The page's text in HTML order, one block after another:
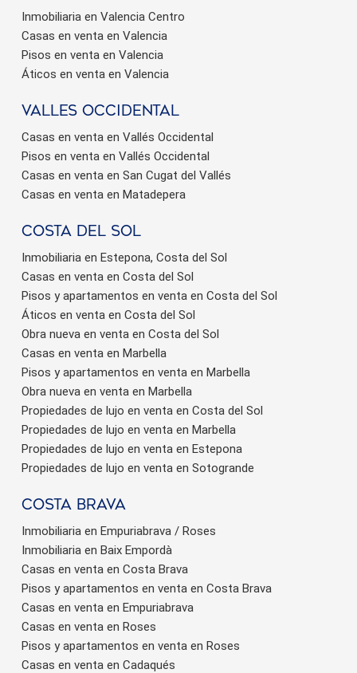
Inmobiliaria en Valencia Centro
Casas en venta en Valencia
Pisos en venta en Valencia
Áticos en venta en Valencia
valles occidental
Casas en venta en Vallés Occidental
Pisos en venta en Vallés Occidental
Casas en venta en San Cugat del Vallés
Casas en venta en Matadepera
Costa del sol
Inmobiliaria en Estepona, Costa del Sol
Casas en venta en Costa del Sol
Pisos y apartamentos en venta en Costa del Sol
Áticos en venta en Costa del Sol
Obra nueva en venta en Costa del Sol
Casas en venta en Marbella
Pisos y apartamentos en venta en Marbella
Obra nueva en venta en Marbella
Propiedades de lujo en venta en Costa del Sol
Propiedades de lujo en venta en Marbella
Propiedades de lujo en venta en Estepona
Propiedades de lujo en venta en Sotogrande
Costa brava
Inmobiliaria en Empuriabrava / Roses
Inmobiliaria en Baix Empordà
Casas en venta en Costa Brava
Pisos y apartamentos en venta en Costa Brava
Casas en venta en Empuriabrava
Casas en venta en Roses
Pisos y apartamentos en venta en Roses
Casas en venta en Cadaqués